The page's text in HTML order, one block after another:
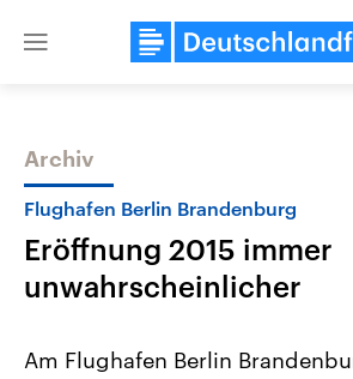
Close
Themen
Archiv
Flughafen Berlin Brandenburg
Eröffnung 2015 immer
unwahrscheinlicher
Am Flughafen Berlin